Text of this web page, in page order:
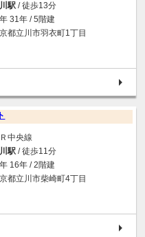
駅 / 徒歩13分
31年 / 5階建
都立川市羽衣町1丁目
Ｒ中央線
駅 / 徒歩11分
16年 / 2階建
都立川市柴崎町4丁目